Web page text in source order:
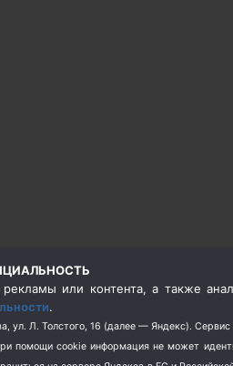
или контента, а также
.
Л. Толстого, 16 (далее — Яндекс).
помощи cookie информация не может